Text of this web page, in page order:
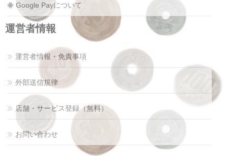
Google Payについて
運営者情報
運営者情報・免責事項
外部送信規律
店舗・サービス登録（無料）
お問い合わせ